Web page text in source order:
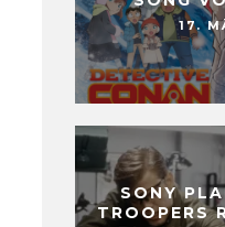
17.
SONY
TROOPERS